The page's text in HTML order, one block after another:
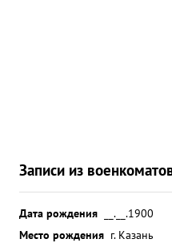
Записи из
Дата рождения
__.__.1900
Место рождения г. Казань